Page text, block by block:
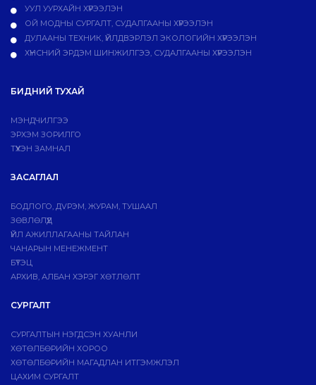
УУЛ УУРХАЙН ХҮРЭЭЛЭН
ОЙ МОДНЫ СУРГАЛТ, СУДАЛГААНЫ ХҮРЭЭЛЭН
ДУЛААНЫ ТЕХНИК, ҮЙЛДВЭРЛЭЛ ЭКОЛОГИЙН ХҮРЭЭЛЭН
ХҮНСНИЙ ЭРДЭМ ШИНЖИЛГЭЭ, СУДАЛГААНЫ ХҮРЭЭЛЭН
БИДНИЙ ТУХАЙ
МЭНДЧИЛГЭЭ
ЭРХЭМ ЗОРИЛГО
ТҮҮХЭН ЗАМНАЛ
ЗАСАГЛАЛ
БОДЛОГО, ДVРЭМ, ЖУРАМ, ТУШААЛ
ЗӨВЛӨЛҮҮД
ҮЙЛ АЖИЛЛАГААНЫ ТАЙЛАН
ЧАНАРЫН МЕНЕЖМЕНТ
БҮТЭЦ
АРХИВ, АЛБАН ХЭРЭГ ХӨТЛӨЛТ
СУРГАЛТ
СУРГАЛТЫН НЭГДСЭН ХУАНЛИ
ХӨТӨЛБӨРИЙН ХОРОО
ХӨТӨЛБӨРИЙН МАГАДЛАН ИТГЭМЖЛЭЛ
ЦАХИМ СУРГАЛТ